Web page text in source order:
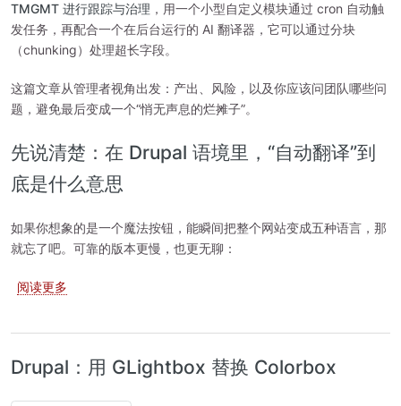
TMGMT 进行跟踪与治理 ，用一个小型自定义模块通过 cron 自动触
发任务，再配合一个在后台运行的 AI 翻译器，它可以通过分块
（chunking）处理超长字段。
这篇文章从管理者视角出发：产出、风险，以及你应该问团队哪些问
题，避免最后变成一个“悄无声息的烂摊子”。
先说清楚：在 Drupal 语境里，“自动翻译”到
底是什么意思
如果你想象的是一个魔法按钮，能瞬间把整个网站变成五种语言，那
就忘了吧。可靠的版本更慢，也更无聊：
阅读更多
Drupal：用 GLightbox 替换 Colorbox